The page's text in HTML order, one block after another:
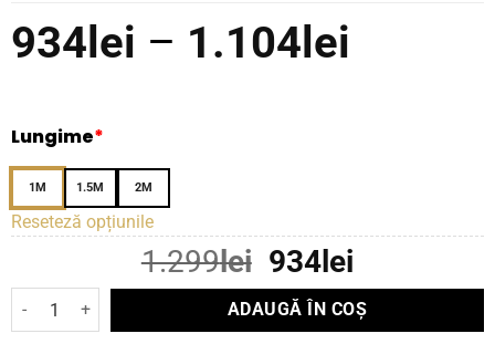
934 lei – 1.104 lei
la
*
Lungime
1M 1.5M 2M
Reseteză opțiunile
1.299lei Prețul
inițial
a
934lei
curent
este:
Cantitate Cablu SUPRA XL ANNORUM RCA AUDIO
ADAUGĂ ÎN COȘ